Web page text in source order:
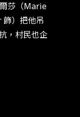
莎（Marie
飾）把他吊
，村民也企